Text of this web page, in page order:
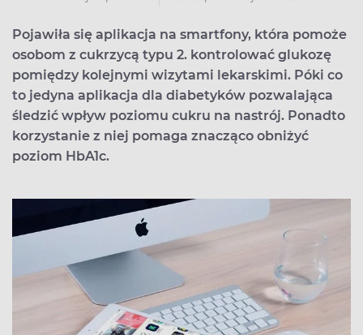
Pojawiła się aplikacja na smartfony, która pomoże
osobom z cukrzycą typu 2. kontrolować glukozę
pomiędzy kolejnymi wizytami lekarskimi. Póki co
to jedyna aplikacja dla diabetyków pozwalająca
śledzić wpływ poziomu cukru na nastrój. Ponadto
korzystanie z niej pomaga znacząco obniżyć
poziom HbA1c.